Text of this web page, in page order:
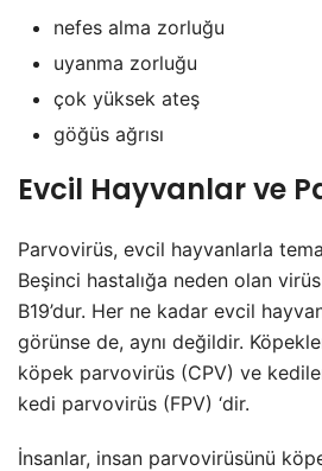
nefes alma zorluğu
uyanma zorluğu
çok yüksek ateş
göğüs ağrısı
Evcil Hayvanlar ve
Parvovirüs, evcil hayvanlarla
Beşinci hastalığa neden olan
B19’dur. Her ne kadar evcil
görünse de, aynı değildir.
köpek parvovirüs (CPV) ve
kedi parvovirüs (FPV) ‘dir.
İnsanlar, insan parvovirüsünü